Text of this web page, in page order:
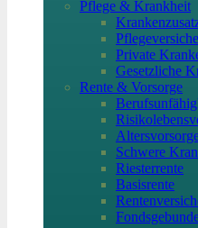
Pflege & Krankheit
Private
Gesetzliche
Rente & Vorsorge
Schwere
Riesterrente
Basisrente